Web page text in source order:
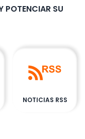
POTENCIAR SU
NOTICIAS RSS